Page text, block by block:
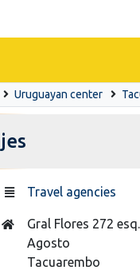
Uruguayan center
Travel agencies
Gral Flores 272
Agosto
Tacuarembo